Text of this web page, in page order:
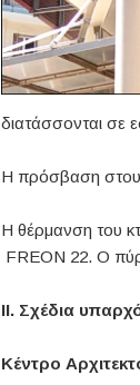
διατάσσονται σε
Η πρόσβαση
Η θέρμανση του
FREON 22. Ο
ΙΙ. Σχέδια
Κέντρο